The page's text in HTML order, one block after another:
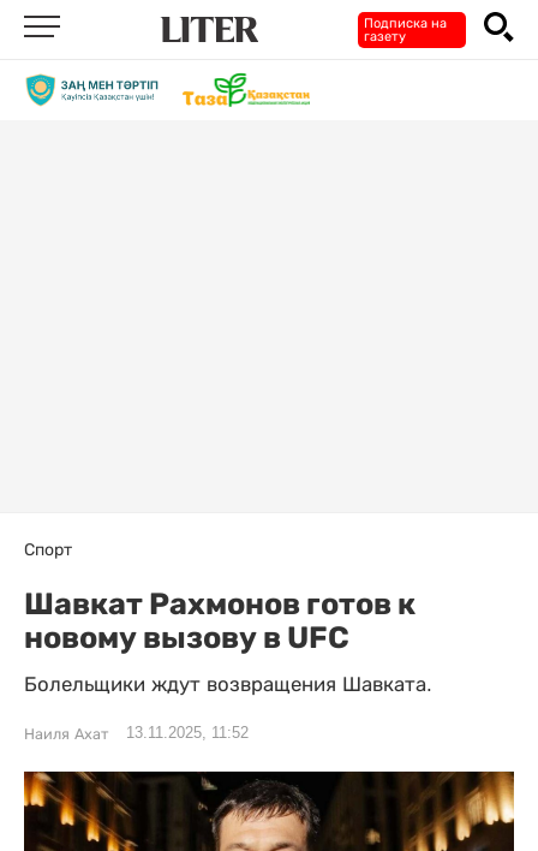
Подписка на
газету
Спорт
Шавкат Рахмонов готов к
новому вызову в UFC
Болельщики ждут возвращения Шавката.
Наиля Ахат 13.11.2025, 11:52